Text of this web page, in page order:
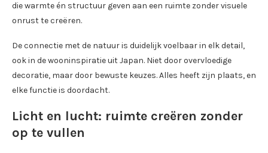
die warmte én structuur geven aan een ruimte zonder visuele
onrust te creëren.
De connectie met de natuur is duidelijk voelbaar in elk detail,
ook in de wooninspiratie uit Japan. Niet door overvloedige
decoratie, maar door bewuste keuzes. Alles heeft zijn plaats, en
elke functie is doordacht.
Licht en lucht: ruimte creëren zonder
op te vullen